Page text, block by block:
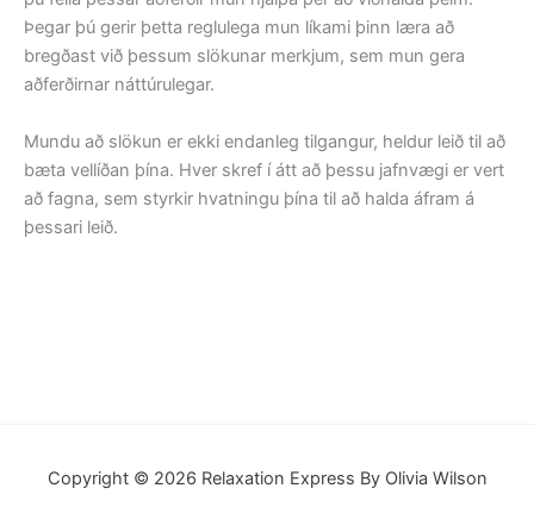
Þegar þú gerir þetta reglulega mun líkami þinn læra að
bregðast við þessum slökunar merkjum, sem mun gera
aðferðirnar náttúrulegar.
Mundu að slökun er ekki endanleg tilgangur, heldur leið til að
bæta vellíðan þína. Hver skref í átt að þessu jafnvægi er vert
að fagna, sem styrkir hvatningu þína til að halda áfram á
þessari leið.
Copyright © 2026 Relaxation Express By Olivia Wilson